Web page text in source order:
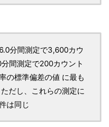
分間測定で3,600カウ
間測定で200カウント
の標準偏差の値 に最も
だし、これらの測定に
は同じ